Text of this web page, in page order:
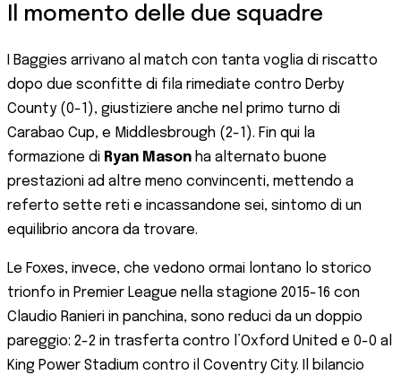
Il momento delle due squadre
I Baggies arrivano al match con tanta voglia di riscatto
dopo due sconfitte di fila rimediate contro Derby
County (0-1), giustiziere anche nel primo turno di
Carabao Cup, e Middlesbrough (2-1). Fin qui la
formazione di Ryan Mason ha alternato buone
prestazioni ad altre meno convincenti, mettendo a
referto sette reti e incassandone sei, sintomo di un
equilibrio ancora da trovare.
Le Foxes, invece, che vedono ormai lontano lo storico
trionfo in Premier League nella stagione 2015-16 con
Claudio Ranieri in panchina, sono reduci da un doppio
pareggio: 2-2 in trasferta contro l’Oxford United e 0-0 al
King Power Stadium contro il Coventry City. Il bilancio